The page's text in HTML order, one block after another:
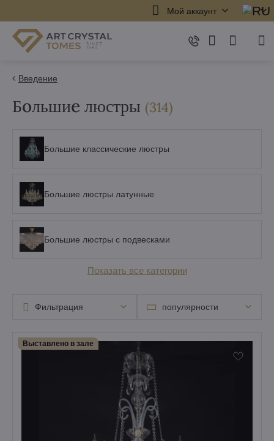
Мой аккаунт
Введение
Бoльшиe люстры (314элементов
)
Большие классические люстры
Большие люстры латунные
Большие люстры с подвесками
Показать все категории
популярности
Фильтрация
Выставлено в зале